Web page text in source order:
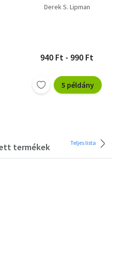
szabaduljunk meg a
Derek S. Lipman
940 Ft - 990 Ft
5 példány
termékek Teljes lista